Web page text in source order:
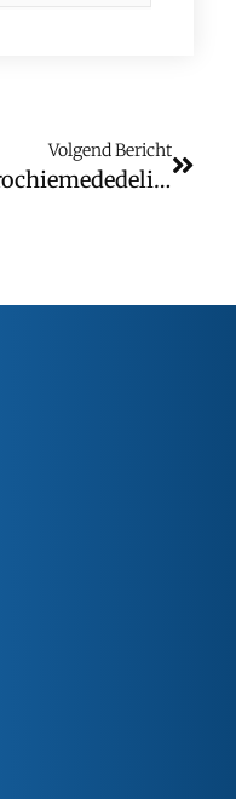
Volgend Bericht
Parochiemededelingen (wk. 24)